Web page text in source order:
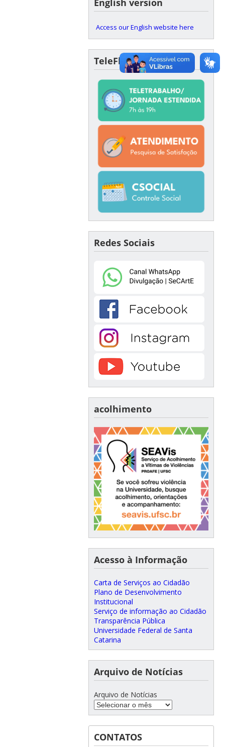
English version
Access our English website here
TeleFlex
Redes Sociais
acolhimento
Acesso à Informação
Carta de Serviços ao Cidadão
Plano de Desenvolvimento
Institucional
Serviço de informação ao Cidadão
Transparência Pública
Universidade Federal de Santa
Catarina
Arquivo de Notícias
Arquivo de Notícias
CONTATOS